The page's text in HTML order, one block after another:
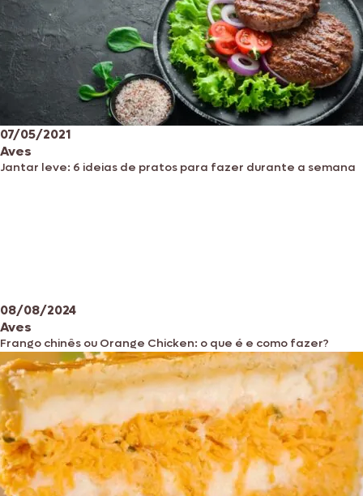
07/05/2021
Aves
Jantar leve: 6 ideias de pratos para fazer durante a semana
08/08/2024
Aves
Frango chinês ou Orange Chicken: o que é e como fazer?